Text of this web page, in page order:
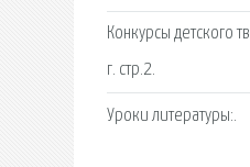
Конкурсы детского
г. стр.2.
Уроки литературы:.